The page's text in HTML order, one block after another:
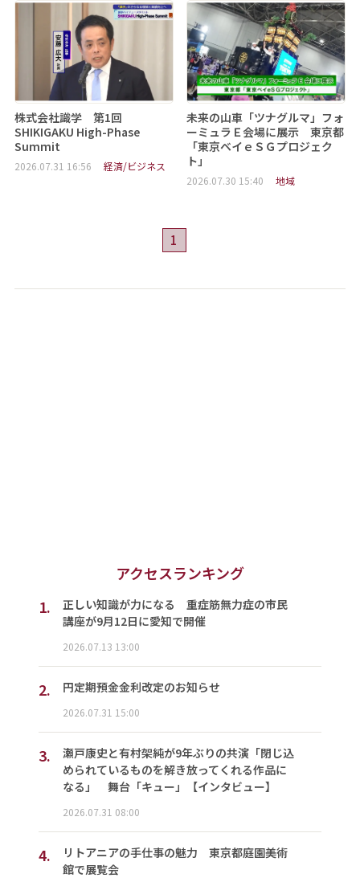
株式会社識学 第1回
SHIKIGAKU High-Phase
Summit
2026.07.31 16:56 経済/ビジネス
未来の山車「ツナグルマ」フォ
ーミュラＥ会場に展示 東京都
「東京ベイｅＳＧプロジェク
ト」
2026.07.30 15:40 地域
1
アクセスランキング
1.
正しい知識が力になる 重症筋無力症の市民
講座が9月12日に愛知で開催
2026.07.13 13:00
2. 円定期預金金利改定のお知らせ
2026.07.31 15:00
3.
瀬戸康史と有村架純が9年ぶりの共演「閉じ込
められているものを解き放ってくれる作品に
なる」 舞台「キュー」【インタビュー】
2026.07.31 08:00
4.
リトアニアの手仕事の魅力 東京都庭園美術
館で展覧会